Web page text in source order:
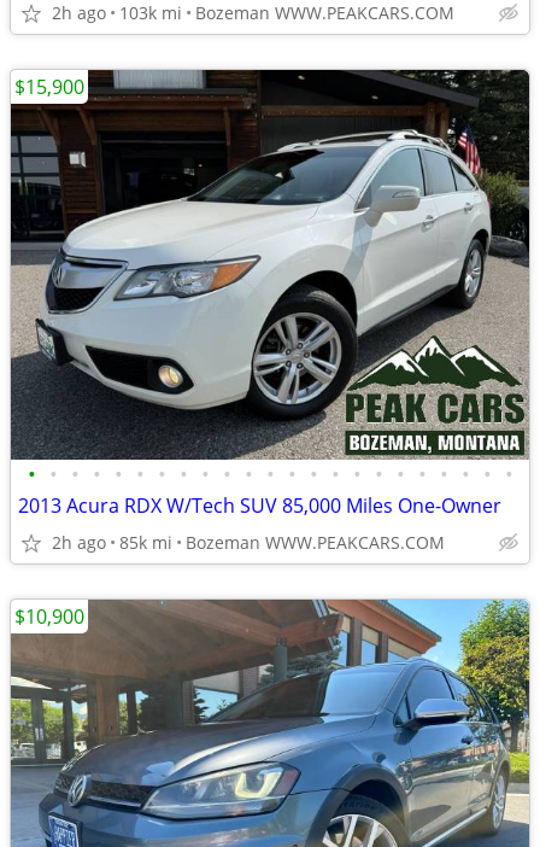
2h ago 103k mi Bozeman WWW.PEAKCARS.COM
• • • • • • • • • • • • • • • • • • • • • • •
2013 Acura RDX W/Tech SUV 85,000 Miles One-Owner
2h ago 85k mi Bozeman WWW.PEAKCARS.COM
$15,900
$10,900